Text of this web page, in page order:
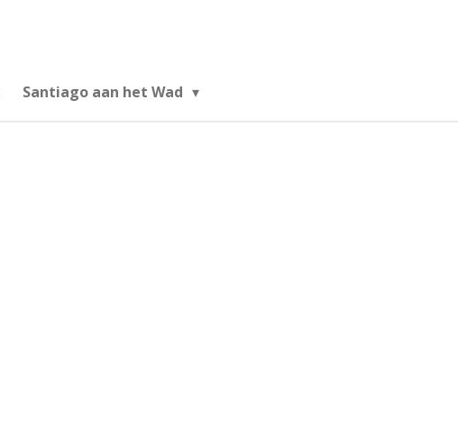
Santiago aan het Wad